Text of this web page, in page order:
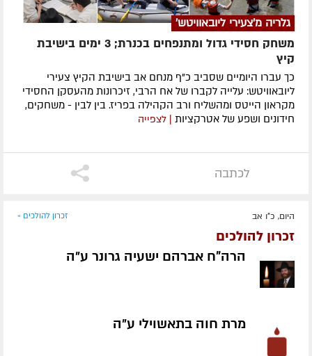
גלריה מ'צעירי ליובאוויטש'
משחק חסידי גדול ומתנפחים בכנרת; 3 ימים בישיבת
קיץ
כך עברו היומיים שסביב כ"ף מנחם אב בישיבת הקיץ צעירי
ליובאוויטש: עלייה לקברו של אח הרבי, זיכרונות מהעסקן החסידי
מקראון הייטס ומהשליח ורב הקהילה בפריז. בין לבין - משחקים,
חידונים ושפע של אטרקציות | לצפייה
לכתבה
היום, כ"ו אב זכרון להולכים »
זכרון להולכים
הרה"ח אברהם ישעיה גרונר ע״ה
מרת חוה בתאשוילי ע״ה